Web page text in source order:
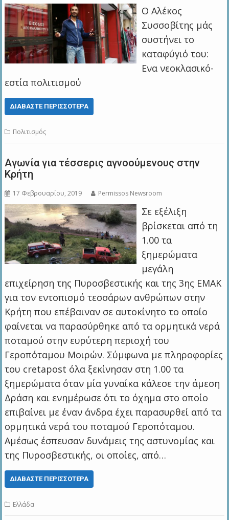
Ο Αλέκος
Συσσοβίτης μάς
συστήνει το
καταφύγιό του:
Ενα νεοκλασικό-
εστία πολιτισμού
ΔΙΑΒΆΣΤΕ ΠΕΡΙΣΣΌΤΕΡΑ
Πολιτισμός
Αγωνία για τέσσερις αγνοούμενους στην
Κρήτη
17 Φεβρουαρίου, 2019 Permissos Newsroom
Σε εξέλιξη
βρίσκεται από τη
1.00 τα
ξημερώματα
μεγάλη
επιχείρηση της Πυροσβεστικής και της 3ης ΕΜΑΚ
για τον εντοπισμό τεσσάρων ανθρώπων στην
Κρήτη που επέβαιναν σε αυτοκίνητο το οποίο
φαίνεται να παρασύρθηκε από τα ορμητικά νερά
ποταμού στην ευρύτερη περιοχή του
Γεροπόταμου Μοιρών. Σύμφωνα με πληροφορίες
του cretapost όλα ξεκίνησαν στη 1.00 τα
ξημερώματα όταν μία γυναίκα κάλεσε την άμεση
Δράση και ενημέρωσε ότι το όχημα στο οποίο
επιβαίνει με έναν άνδρα έχει παρασυρθεί από τα
ορμητικά νερά του ποταμού Γεροπόταμου.
Αμέσως έσπευσαν δυνάμεις της αστυνομίας και
της Πυροσβεστικής, οι οποίες, από…
ΔΙΑΒΆΣΤΕ ΠΕΡΙΣΣΌΤΕΡΑ
Ελλάδα